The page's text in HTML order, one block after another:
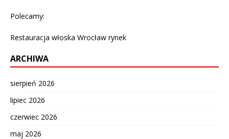
Polecamy:
Restauracja włoska Wrocław rynek
ARCHIWA
sierpień 2026
lipiec 2026
czerwiec 2026
maj 2026